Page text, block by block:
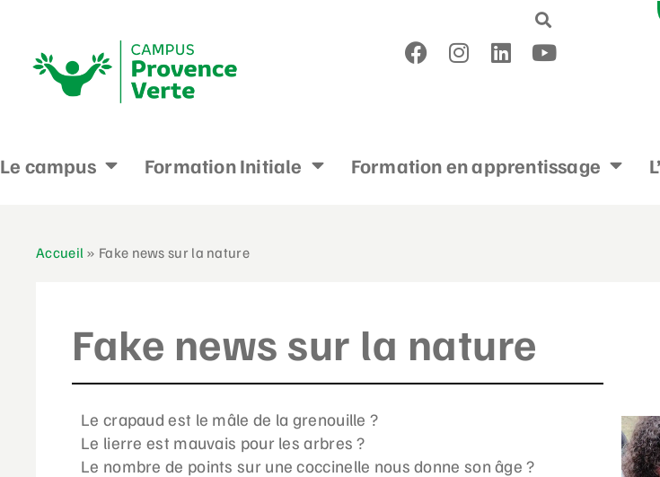
Le campus Formation Initiale Formation en apprentissage
Accueil » Fake news sur la nature
Fake news sur la nature
Le crapaud est le mâle de la grenouille ?
Le lierre est mauvais pour les arbres ?
Le nombre de points sur une coccinelle nous donne son âge ?